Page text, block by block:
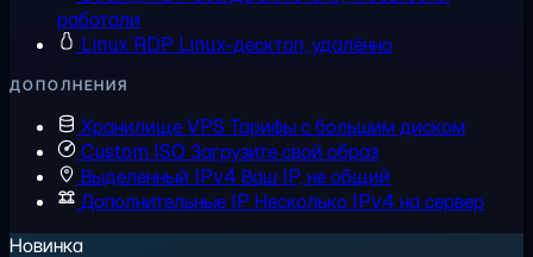
работали
Linux RDP Linux-десктоп, удалённо
ДОПОЛНЕНИЯ
Хранилище VPS Тарифы с большим диском
Custom ISO Загрузите свой образ
Выделенный IPv4 Ваш IP, не общий
Дополнительные IP Несколько IPv4 на сервер
Новинка